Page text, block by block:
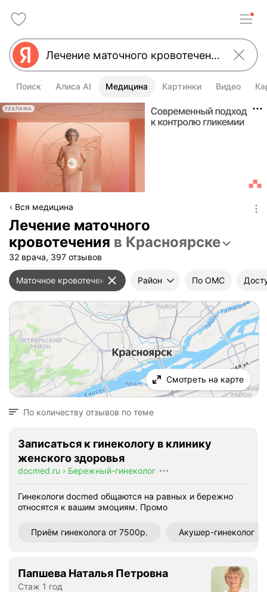
Поиск Алиса AI Медицина Картинки Видео
РЕКЛАМА
Вся медицина
Лечение маточного
кровотечения в Красноярске
32 врача, 397 отзывов
Маточное кровотечение Район По ОМС
Смотреть на карте
По количеству отзывов по теме
Записаться к гинекологу в клинику
женского здоровья
docmed.ru › Бережный-гинеколог
Гинекологи docmed общаются на равных и бережно
относятся к вашим эмоциям. Промо
Приём гинеколога от 7500р. Акушер-гинеколог
Папшева Наталья Петровна
Стаж 1 год